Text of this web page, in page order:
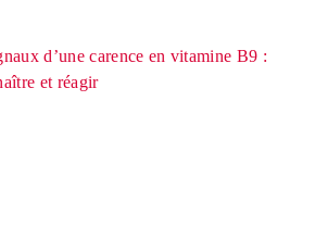
d’une carence en vitamine B9 :
et réagir